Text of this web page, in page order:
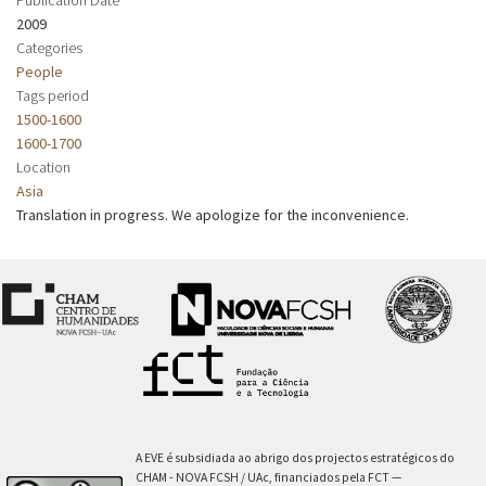
2009
Categories
People
Tags period
1500-1600
1600-1700
Location
Asia
Translation in progress. We apologize for the inconvenience.
A EVE é subsidiada ao abrigo dos projectos estratégicos do
CHAM - NOVA FCSH / UAc, financiados pela FCT —